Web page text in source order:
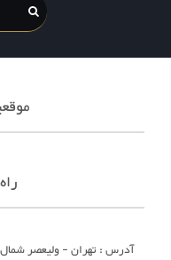
آدرس : تهران - ولیعصر شمال